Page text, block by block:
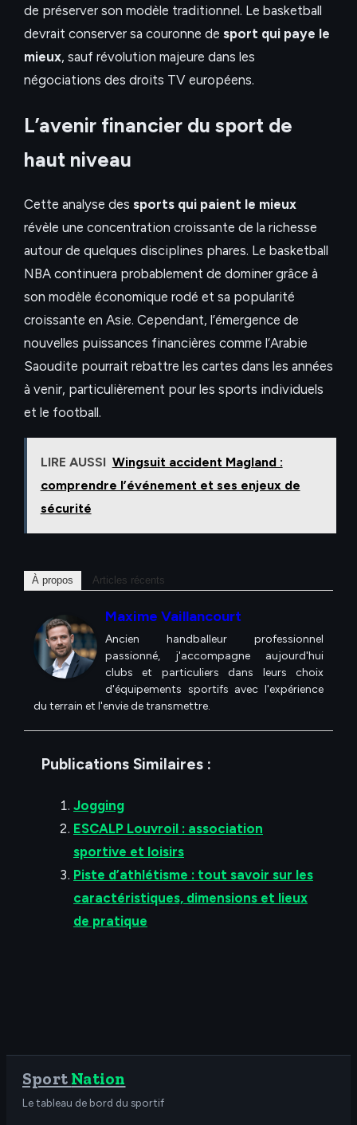
de préserver son modèle traditionnel. Le basketball
devrait conserver sa couronne de sport qui paye le
mieux, sauf révolution majeure dans les
négociations des droits TV européens.
L’avenir financier du sport de
haut niveau
Cette analyse des sports qui paient le mieux
révèle une concentration croissante de la richesse
autour de quelques disciplines phares. Le basketball
NBA continuera probablement de dominer grâce à
son modèle économique rodé et sa popularité
croissante en Asie. Cependant, l’émergence de
nouvelles puissances financières comme l’Arabie
Saoudite pourrait rebattre les cartes dans les années
à venir, particulièrement pour les sports individuels
et le football.
LIRE AUSSI Wingsuit accident Magland :
comprendre l’événement et ses enjeux de
sécurité
À propos Articles récents
Maxime Vaillancourt
Ancien handballeur professionnel
passionné, j'accompagne aujourd'hui
clubs et particuliers dans leurs choix
d'équipements sportifs avec l'expérience
du terrain et l'envie de transmettre.
Publications Similaires :
Jogging
ESCALP Louvroil : association
sportive et loisirs
Piste d’athlétisme : tout savoir sur les
caractéristiques, dimensions et lieux
de pratique
Sport Nation
Le tableau de bord du sportif